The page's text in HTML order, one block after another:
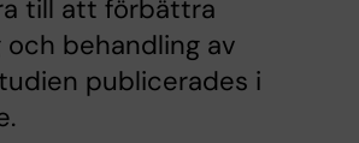
till att förbättra
och behandling av
publicerades i